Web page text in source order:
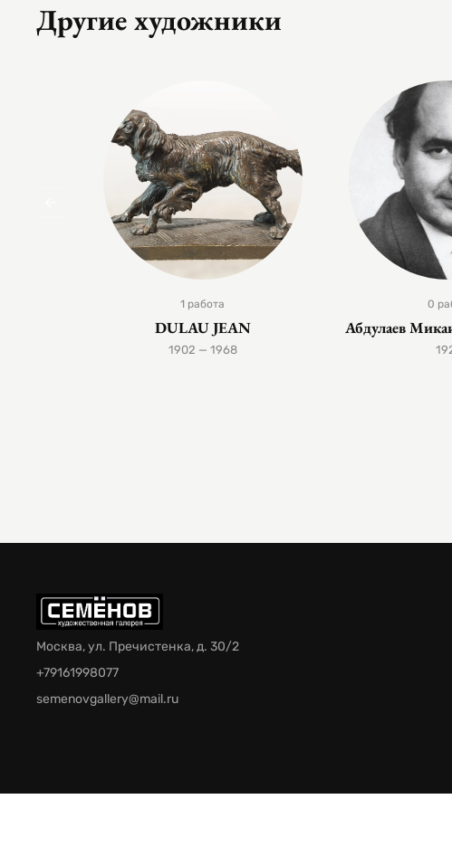
Другие художники
1 работа
DULAU JEAN
1902 — 1968
0
Абдулаев
Москва, ул. Пречистенка, д. 30/2
+79161998077
semenovgallery@mail.ru